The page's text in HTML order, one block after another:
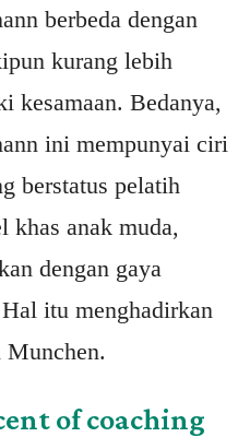
berbeda dengan
kurang lebih
kesamaan. Bedanya,
ini mempunyai ciri
berstatus pelatih
khas anak muda,
dengan gaya
itu menghadirkan
Munchen.
of coaching